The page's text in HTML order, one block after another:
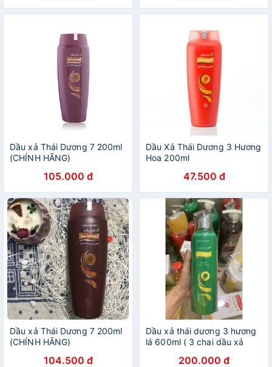
Dầu xả Thái Dương 7 200ml
(CHÍNH HÃNG)
105.000 đ
Dầu Xả Thái Dương 3 Hương
Hoa 200ml
47.500 đ
Dầu xả Thái Dương 7 200ml
(CHÍNH HÃNG)
104.500 đ
Dầu xả thái dương 3 hương
lá 600ml ( 3 chai dầu xả
200.000 đ